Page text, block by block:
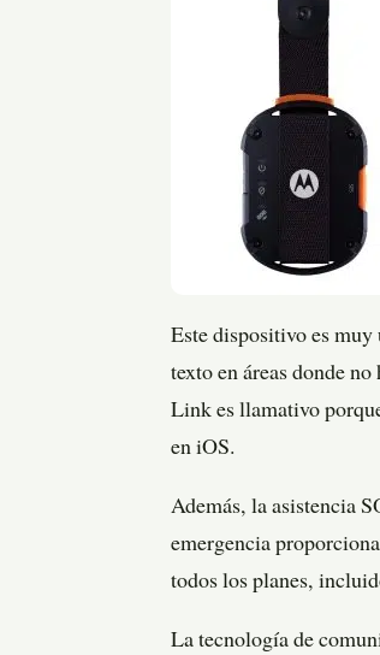
Este dispositivo es muy
texto en áreas donde
Link es llamativo
en iOS.
Además, la asistencia
emergencia
todos los planes,
La tecnología de